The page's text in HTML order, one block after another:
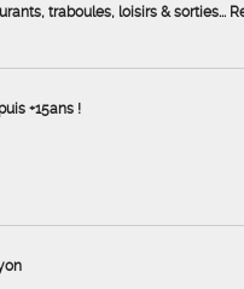
traboules, loisirs & sorties...
+15ans !